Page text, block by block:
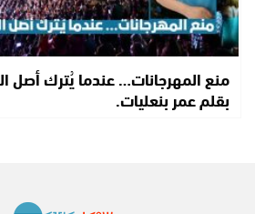
منع المهرجانات… عندما يُترك أصل
بقلم عمر بنعليات.